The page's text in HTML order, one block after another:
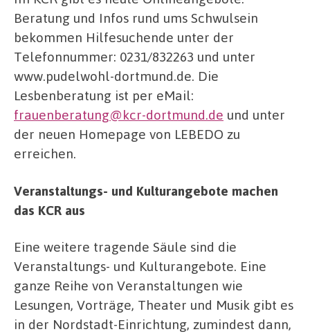
Beratung und Infos rund ums Schwulsein
bekommen Hilfesuchende unter der
Telefonnummer: 0231/832263 und unter
www.pudelwohl-dortmund.de. Die
Lesbenberatung ist per eMail:
frauenberatung@kcr-dortmund.de und unter
der neuen Homepage von LEBEDO zu
erreichen.
Veranstaltungs- und Kulturangebote machen
das KCR aus
Eine weitere tragende Säule sind die
Veranstaltungs- und Kulturangebote. Eine
ganze Reihe von Veranstaltungen wie
Lesungen, Vorträge, Theater und Musik gibt es
in der Nordstadt-Einrichtung, zumindest dann,